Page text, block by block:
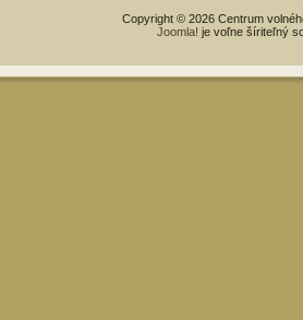
Copyright © 2026 Centrum
Joomla! je voľne šíriteľný